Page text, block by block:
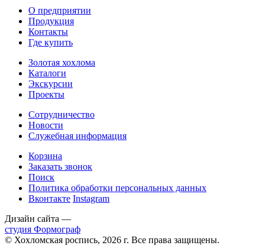
О предприятии
Продукция
Контакты
Где купить
Золотая хохлома
Каталоги
Экскурсии
Проекты
Сотрудничество
Новости
Служебная информация
Корзина
Заказать звонок
Поиск
Политика обработки персональных данных
Вконтакте Instagram
Дизайн сайта —
студия Формограф
© Хохломская роспись, 2026 г. Все права защищены.